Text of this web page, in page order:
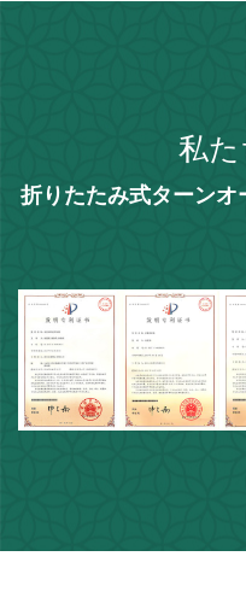
私
折りたたみ式ターン